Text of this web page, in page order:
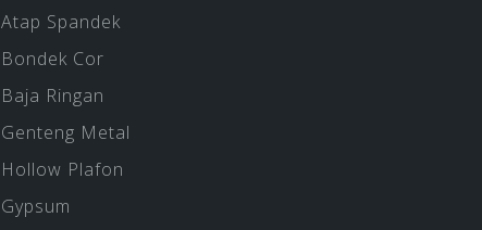
Atap Spandek
Bondek Cor
Baja Ringan
Genteng Metal
Hollow Plafon
Gypsum